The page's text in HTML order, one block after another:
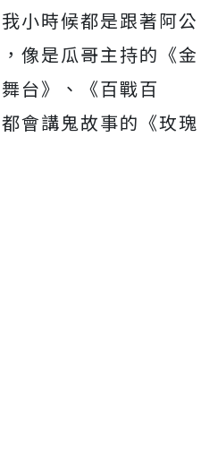
小時候都是跟著阿公
像是瓜哥主持的《金
台》、《百戰百
會講鬼故事的《玫瑰